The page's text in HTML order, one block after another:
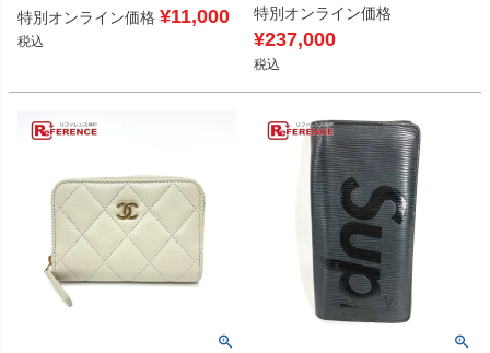
ムヴェルニキャンバス ユニセッ
クス ローズポップ ピンク 【中
古】
特別オンライン価格 ¥11,000
税込
特別オンライン価格
¥237,000
税込